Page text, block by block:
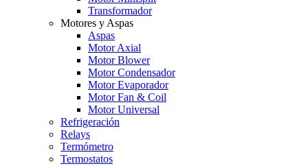
Transformador
Motores y Aspas
Aspas
Motor Axial
Motor Blower
Motor Condensador
Motor Evaporador
Motor Fan & Coil
Motor Universal
Refrigeración
Relays
Termómetro
Termostatos